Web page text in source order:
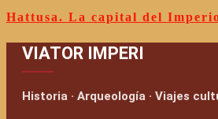
Hattusa. La capital del
VIATOR IMPERI
Historia · Arqueología · Viajes